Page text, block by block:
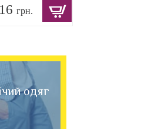
грн.
одяг